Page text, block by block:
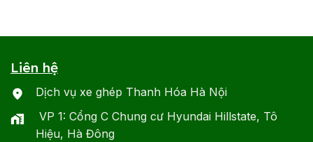
Liên hệ
Dịch vụ xe ghép Thanh Hóa Hà Nội
VP 1: Cổng C Chung cư Hyundai Hillstate, Tô
Hiệu, Hà Đông